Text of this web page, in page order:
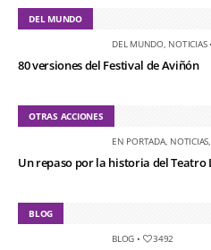
DEL MUNDO
DEL MUNDO, NOTICIAS•
80 versiones del Festival de Aviñón
OTRAS ACCIONES
EN PORTADA, NOTICIAS
Un repaso por la historia del Teatro
BLOG
BLOG • 3492